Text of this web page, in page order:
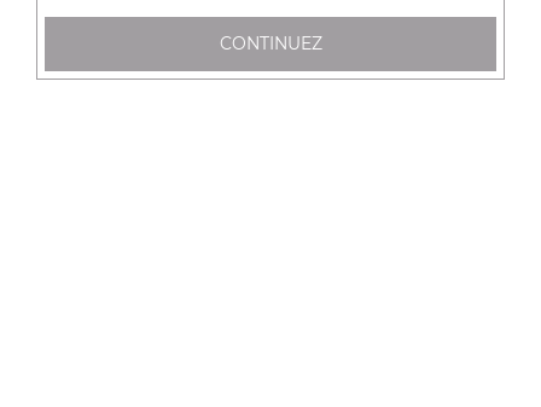
Gaulle
33110 LE BOUSCAT
CONTINUEZ